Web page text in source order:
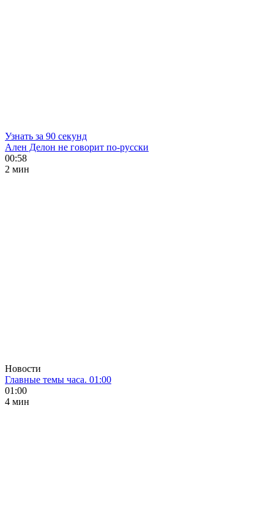
Узнать за 90 секунд
Ален Делон не говорит по-русски
00:58
2 мин
Новости
Главные темы часа. 01:00
01:00
4 мин